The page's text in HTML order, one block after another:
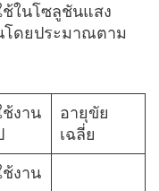
ช้ในโซลูชันแสง
โดยประมาณตาม
ช้งาน
อายุขัย
เฉลี่ย
ช้งาน